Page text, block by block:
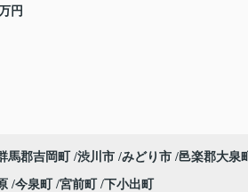
円
馬郡吉岡町 渋川市 みどり市 邑楽郡大泉
今泉町 宮前町 下小出町